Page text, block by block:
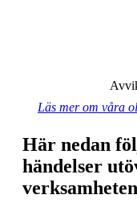
Läs mer om våra
Här nedan
händelser